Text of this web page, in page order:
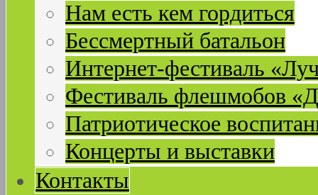
Нам есть кем гордиться
Бессмертный батальон
Интернет-фестиваль
Фестиваль флешмобов
Патриотическое
Концерты и выставки
Контакты